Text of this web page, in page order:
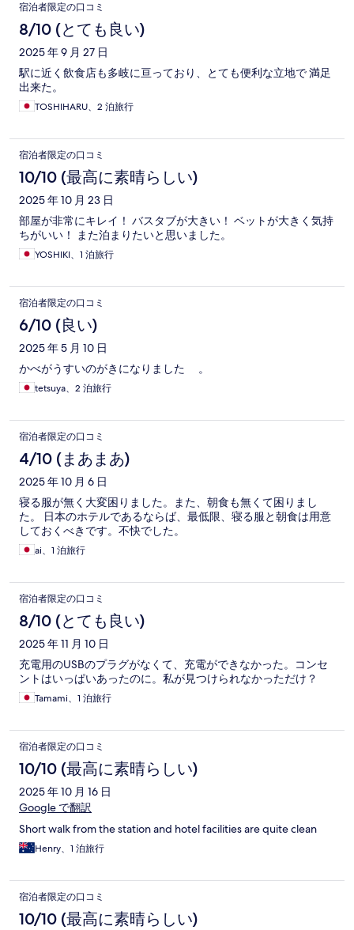
宿泊者限定の口コミ
8/10 (とても良い)
2025 年 9 月 27 日
駅に近く飲食店も多岐に亘っており、とても便利な立地で 満足
出来た。
TOSHIHARU、2 泊旅行
宿泊者限定の口コミ
10/10 (最高に素晴らしい)
2025 年 10 月 23 日
部屋が非常にキレイ！ バスタブが大きい！ ベットが大きく気持
ちがいい！ また泊まりたいと思いました。
YOSHIKI、1 泊旅行
宿泊者限定の口コミ
6/10 (良い)
2025 年 5 月 10 日
かべがうすいのがきになりました 。
tetsuya、2 泊旅行
宿泊者限定の口コミ
4/10 (まあまあ)
2025 年 10 月 6 日
寝る服が無く大変困りました。また、朝食も無くて困りまし
た。 日本のホテルであるならば、最低限、寝る服と朝食は用意
しておくべきです。不快でした。
ai、1 泊旅行
宿泊者限定の口コミ
8/10 (とても良い)
2025 年 11 月 10 日
充電用のUSBのプラグがなくて、充電ができなかった。コンセ
ントはいっぱいあったのに。私が見つけられなかっただけ？
Tamami、1 泊旅行
宿泊者限定の口コミ
10/10 (最高に素晴らしい)
2025 年 10 月 16 日
Google で翻訳
Short walk from the station and hotel facilities are quite clean
Henry、1 泊旅行
宿泊者限定の口コミ
10/10 (最高に素晴らしい)